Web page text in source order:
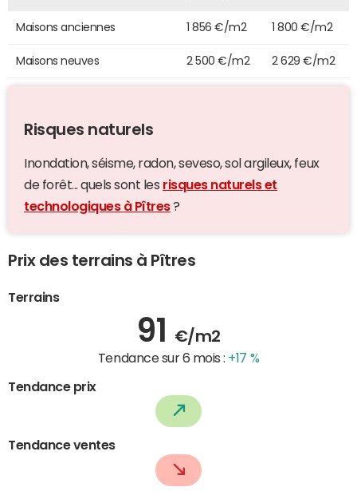
Maisons anciennes 1 856 €/m2 1 800 €/m2
Maisons neuves 2 500 €/m2 2 629 €/m2
Risques naturels
Inondation, séisme, radon, seveso, sol argileux, feux
de forêt... quels sont les risques naturels et
technologiques à Pîtres?
Prix des terrains à Pîtres
Terrains
91 €/m2
Tendance sur 6 mois : +17 %
Tendance prix
Tendance ventes